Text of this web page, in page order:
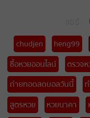
chudjen heng99
ซื้อหวยออนไลน์
ตรวจ
ถ่ายทอดสดบอลวันนี้
สูตรหวย
หวยนาคา